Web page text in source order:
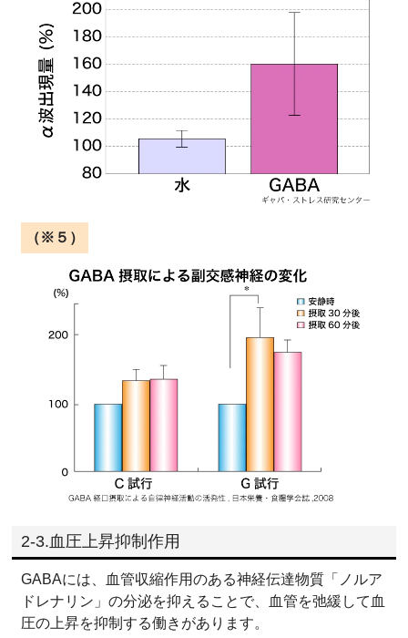
（※５）
2-3.血圧上昇抑制作用
GABAには、血管収縮作用のある神経伝達物質「ノルア
ドレナリン」の分泌を抑えることで、血管を弛緩して血
圧の上昇を抑制する働きがあります。